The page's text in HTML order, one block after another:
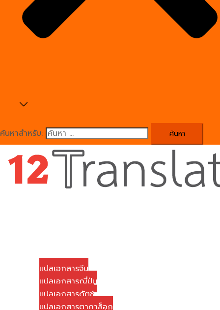
ค้นหาสำหรับ:
บริการแปลเอกสาร
แปลเอกสารจีน
แปลเอกสารญี่ปุ่น
แปลเอกสารดัตช์
แปลเอกสารตากาล็อก